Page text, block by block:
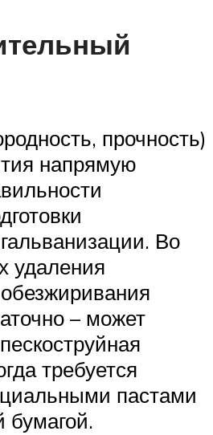
прочность)
напрямую
Во
удаления
– может
требуется
пастами
бумагой.